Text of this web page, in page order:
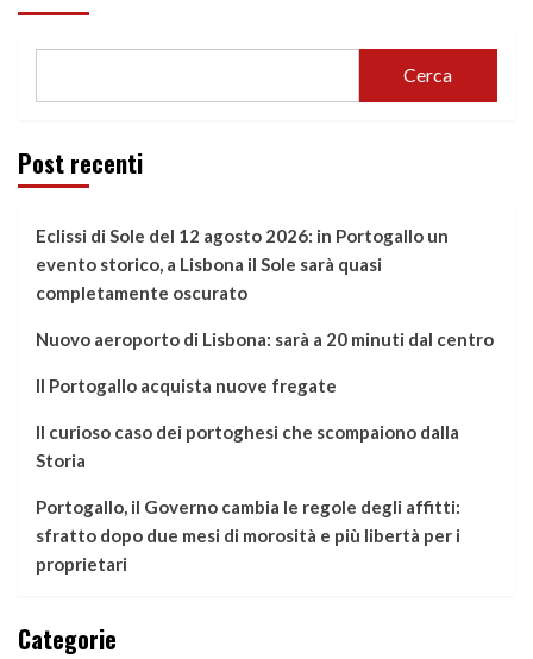
Cerca
Post recenti
Eclissi di Sole del 12 agosto 2026: in Portogallo un
evento storico, a Lisbona il Sole sarà quasi
completamente oscurato
Nuovo aeroporto di Lisbona: sarà a 20 minuti dal centro
Il Portogallo acquista nuove fregate
Il curioso caso dei portoghesi che scompaiono dalla
Storia
Portogallo, il Governo cambia le regole degli affitti:
sfratto dopo due mesi di morosità e più libertà per i
proprietari
Categorie